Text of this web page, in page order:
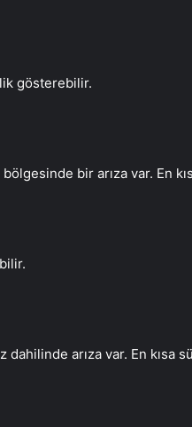
gösterebilir.
bir arıza var. En
arıza var. En kısa